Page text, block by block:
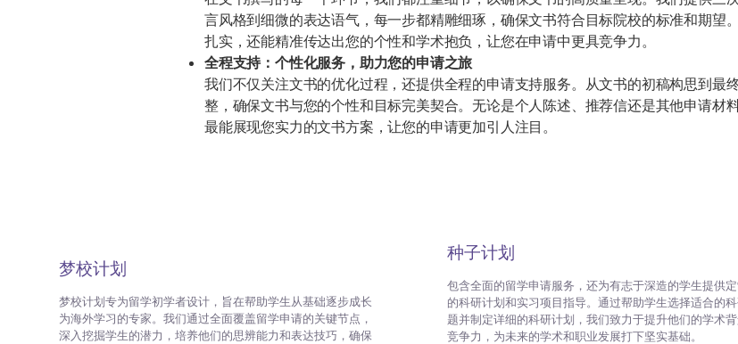
言风格到细微的表达语气，每一步都精雕细琢，确保文书符合目标院校的标准和期望
扎实，还能精准传达出您的个性和学术抱负，让您在申请中更具竞争力。
全程支持：个性化服务，助力您的申请之旅
我们不仅关注文书的优化过程，还提供全程的申请支持服务。从文书的初稿构思到最
整，确保文书与您的个性和目标完美契合。无论是个人陈述、推荐信还是其他申请材
最能展现您实力的文书方案，让您的申请更加引人注目。
梦校计划
梦校计划专为留学初学者设计，旨在帮助学生从基础逐步成长
为海外学习的专家。我们通过全面覆盖留学申请的关键节点，
深入挖掘学生的潜力，培养他们的思辨能力和表达技巧，确保
种子计划
包含全面的留学申请服务，还为有志于深造的学生提供
的科研计划和实习项目指导。通过帮助学生选择适合的
题并制定详细的科研计划，我们致力于提升他们的学术
竞争力，为未来的学术和职业发展打下坚实基础。